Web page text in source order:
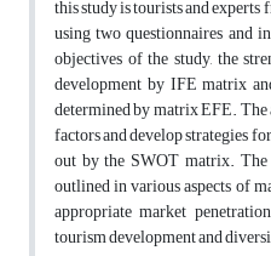
this study is tourists and
using two questionnaires and
objectives of the study, the
development by IFE matrix
determined by matrix EFE.
factors and develop strategies
out by the SWOT matrix.
outlined in various aspects of
appropriate market
tourism development and